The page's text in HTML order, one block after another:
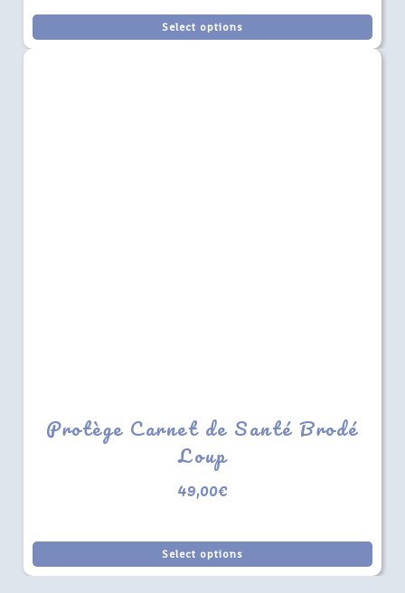
Select options
Protège Carnet de Santé Brodé
Loup
49,00€
Select options